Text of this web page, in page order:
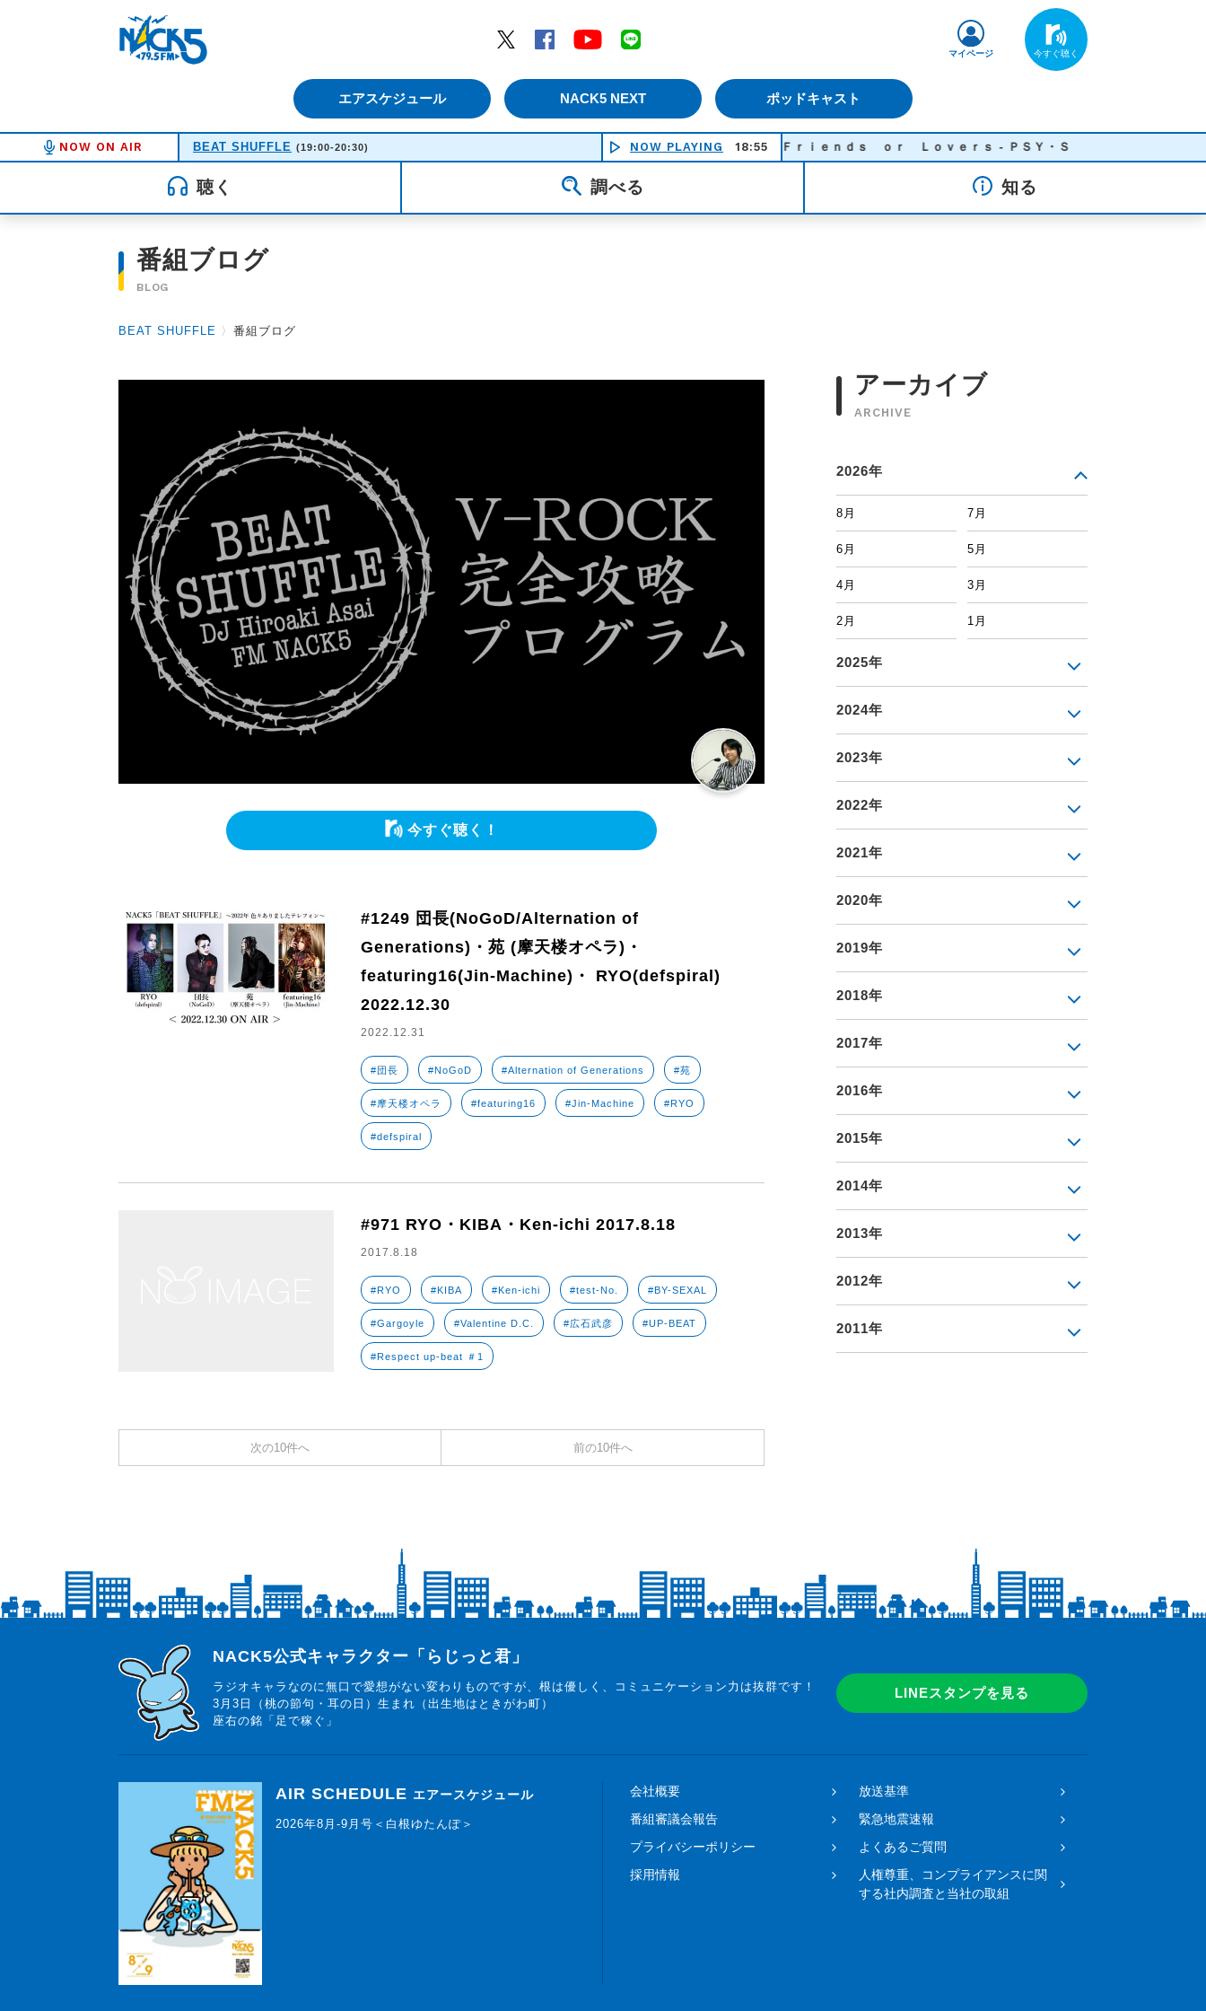
Twitter
Facebook YouTube
エアスケジュール NACK5 NEXT ポッドキャスト
マイページ
NOW ON AIR BEAT SHUFFLE (19:00-20:30) NOW PLAYING 18:55
Ｆｒｉｅｎｄｓ ｏｒ Ｌｏｖｅｒｓ - ＰＳＹ・Ｓ
聴く 調べる 知る
番組ブログ
BLOG
BEAT SHUFFLE 〉 番組ブログ
今すぐ聴く！
#1249 団長(NoGoD/Alternation of
Generations)・苑 (摩天楼オペラ)・
featuring16(Jin-Machine)・ RYO(defspiral)
2022.12.30
2022.12.31
#団長 #NoGoD #Alternation of Generations #苑
#摩天楼オペラ #featuring16 #Jin-Machine #RYO
#defspiral
#971 RYO・KIBA・Ken-ichi 2017.8.18
2017.8.18
#RYO #KIBA #Ken-ichi #test-No. #BY-SEXAL
#Gargoyle #Valentine D.C. #広石武彦 #UP-BEAT
#Respect up-beat ＃1
次の10件へ 前の10件へ
アーカイブ
ARCHIVE
2026年
8月 7月
6月 5月
4月 3月
2月 1月
2025年
2024年
2023年
2022年
2021年
2020年
2019年
2018年
2017年
2016年
2015年
2014年
2013年
2012年
2011年
らじっと君
NACK5公式キャラクター「らじっと君」
ラジオキャラなのに無口で愛想がない変わりものですが、根は優しく、コミュニケーション力は抜群です！
3月3日（桃の節句・耳の日）生まれ（出生地はときがわ町）
座右の銘「足で稼ぐ」
LINEスタンプを見る
AIR SCHEDULE エアースケジュール
2026年8月-9月号＜白根ゆたんぽ＞
会社概要
放送基準
番組審議会報告
緊急地震速報
プライバシーポリシー
よくあるご質問
採用情報
人権尊重、コンプライアンスに関
する社内調査と当社の取組